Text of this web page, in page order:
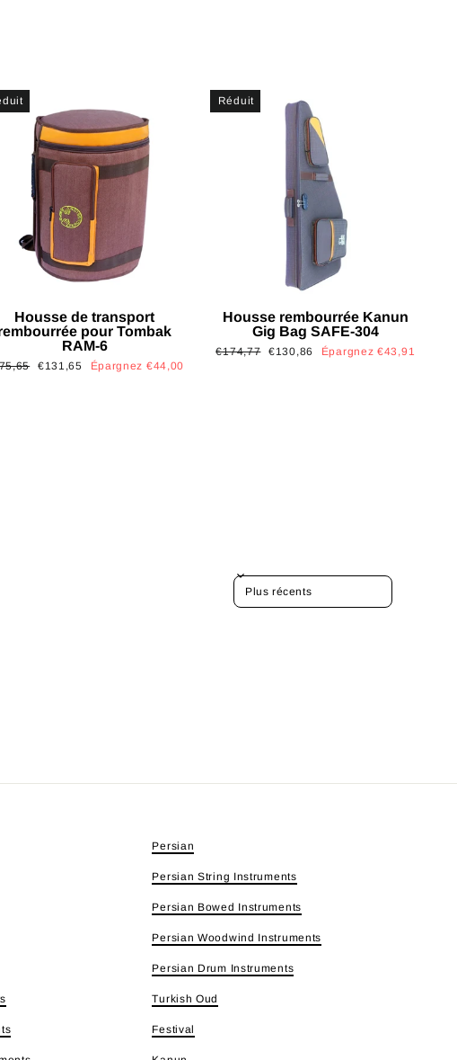
Housse de transport
pour Tombak
RAM-6
Prix
€131,65 Épargnez €44,00
Réduit
Housse rembourrée Kanun
Gig Bag SAFE-304
Prix
€174,77
Prix
€130,86 Épargnez €43,91
SORT REVIEWS BY
Persian
Persian String Instruments
Persian Bowed Instruments
Persian Woodwind Instruments
Persian Drum Instruments
Turkish Oud
Festival